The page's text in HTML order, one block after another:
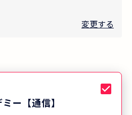
変更する
ー【通信】